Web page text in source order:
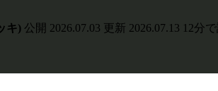
キ) 公開 2026.07.03 更新 2026.07.13 12分